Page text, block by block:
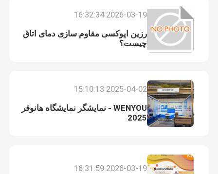
خونه
2026-03-19 16:32:34
رزین اپوکسی مقاوم سازی دمای اتاق
چیست؟
2025-04-02 15:10:13
WENYOU - نمایشگر نمایشگاه هانوفر
2025
2026-03-19 16:31:59